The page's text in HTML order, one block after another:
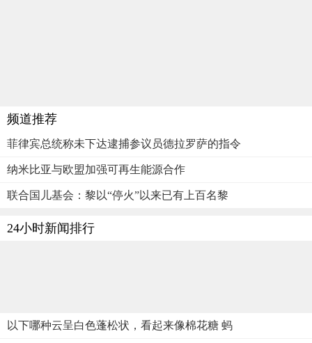
频道推荐
菲律宾总统称未下达逮捕参议员德拉罗萨的指令
纳米比亚与欧盟加强可再生能源合作
联合国儿基会：黎以“停火”以来已有上百名黎
24小时新闻排行
以下哪种云呈白色蓬松状，看起来像棉花糖 蚂